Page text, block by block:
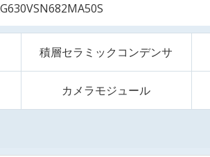
積層セラミックコンデンサ
カメラモジュール